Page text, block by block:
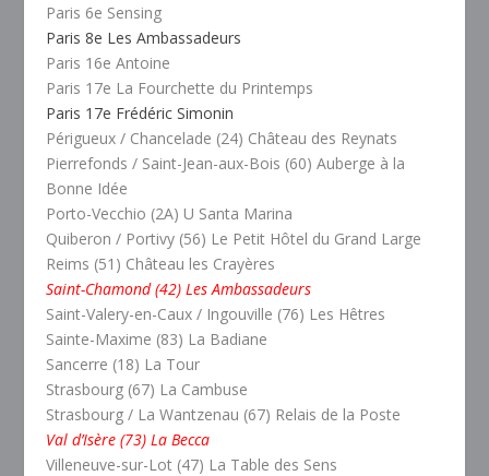
Paris 6e Sensing
Paris 8e Les Ambassadeurs
Paris 16e Antoine
Paris 17e La Fourchette du Printemps
Paris 17e Frédéric Simonin
Périgueux / Chancelade (24) Château des Reynats
Pierrefonds / Saint-Jean-aux-Bois (60) Auberge à la
Bonne Idée
Porto-Vecchio (2A) U Santa Marina
Quiberon / Portivy (56) Le Petit Hôtel du Grand Large
Reims (51) Château les Crayères
Saint-Chamond (42) Les Ambassadeurs
Saint-Valery-en-Caux / Ingouville (76) Les Hêtres
Sainte-Maxime (83) La Badiane
Sancerre (18) La Tour
Strasbourg (67) La Cambuse
Strasbourg / La Wantzenau (67) Relais de la Poste
Val d’Isère (73) La Becca
Villeneuve-sur-Lot (47) La Table des Sens